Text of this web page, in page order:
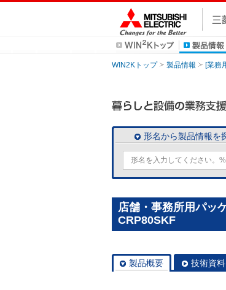
WIN2Kトップ 製品情報 [業務
形名から製品情報を
店舗・事務所用パッ
CRP80SKF
製品概要 技術資料